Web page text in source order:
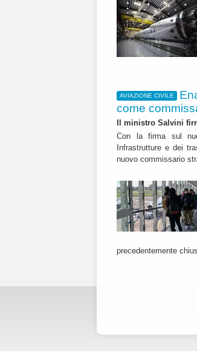
AVIAZIONE CIVILE
come
Il ministro Salvini
Con la firma sul
Infrastrutture e dei
nuovo commissario
precedentemente